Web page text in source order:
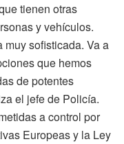
tienen otras
y vehículos.
muy sofisticada. Va a
que hemos
de potentes
el jefe de Policía.
a control por
Europeas y la Ley